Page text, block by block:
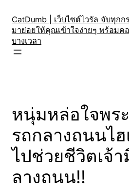
content
CatDumb | เว็บไซต์ไวรัล จับทุก
มาย่อยให้คุณเข้าใจง่ายๆ พร้อมค
บางเวลา
หนุ่มหล่อใจพร
รถกลางถนนไฮ
ไปช่วยชีวิตเจ้
ลางถนน!!